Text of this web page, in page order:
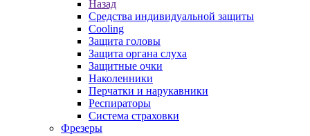
Назад
Средства индивидуальной защиты
Cooling
Защита головы
Защита органа слуха
Защитные очки
Наколенники
Перчатки и нарукавники
Респираторы
Система страховки
Фрезеры